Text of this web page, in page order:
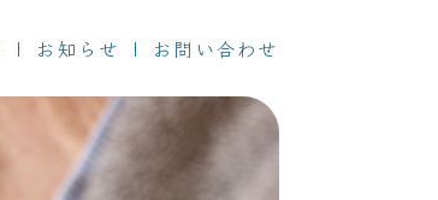
お知らせ お問い合わせ